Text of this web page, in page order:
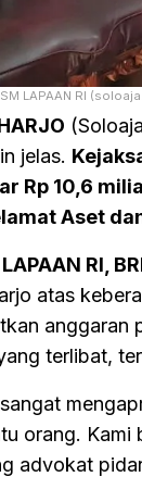
LAPAAN RI
jelas.
Rp 10,6
Aset
RI,
atas
anggaran
terlibat,
orang. Kami
advokat